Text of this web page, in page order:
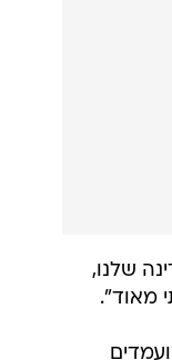
שלנו,
מאוד".